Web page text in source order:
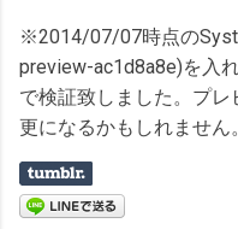
※2014/07/07時点の
preview-ac1d8a8e)を入
で検証致しました。プ
更になるかもしれません。